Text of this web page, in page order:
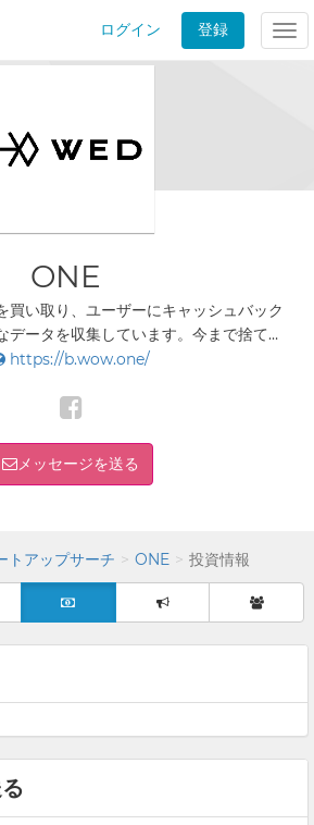
ログイン 登録
ONE
買い取り、ユーザーにキャッシュバック
データを収集しています。今まで捨てて
るというインパクトから、メディアでも
https://b.wow.one/
メッセージを送る
トアップサーチ ONE 投資情報